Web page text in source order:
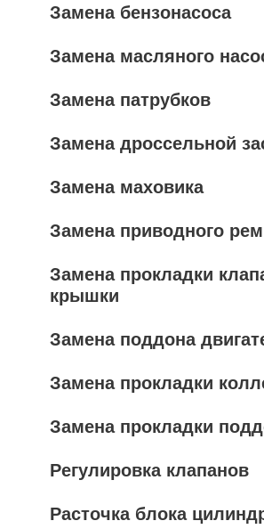
Замена бензонасоса
Замена масляного
Замена патрубков
Замена дроссельной
Замена маховика
Замена приводного
Замена прокладки
крышки
Замена поддона
Замена прокладки
Замена прокладки
Регулировка клапанов
Расточка блока